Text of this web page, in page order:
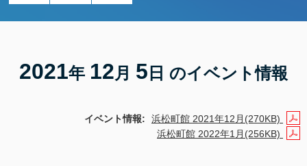
2021年 12月 5 日 のイベント情報
イベント情報:
浜松町館 2021年12月(270KB)
浜松町館 2022年1月(256KB)